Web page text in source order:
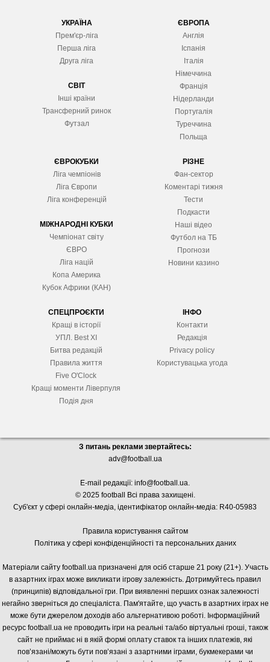
УКРАЇНА
Прем'єр-ліга
Перша ліга
Друга ліга
СВІТ
Інші країни
Трансферний ринок
Футзал
ЄВРОПА
Англія
Іспанія
Італія
Німеччина
Франція
Нідерланди
Португалія
Туреччина
Польща
ЄВРОКУБКИ
Ліга чемпіонів
Ліга Європи
Ліга конференцій
МІЖНАРОДНІ КУБКИ
Чемпіонат світу
ЄВРО
Ліга націй
Копа Америка
Кубок Африки (КАН)
РІЗНЕ
Фан-сектор
Коментарі тижня
Тести
Подкасти
Наші відео
Футбол на ТБ
Прогнози
Новини казино
СПЕЦПРОЄКТИ
Кращі в історії
УПЛ. Best XІ
Битва редакцій
Правила життя
Five O'Clock
Кращі моменти Ліверпуля
Подія дня
ІНФО
Контакти
Редакція
Privacy policy
Користувацька угода
З питань реклами звертайтесь:
adv@football.ua
E-mail редакції: info@football.ua.
© 2025 football Всі права захищені.
Суб'єкт у сфері онлайн-медіа, ідентифікатор онлайн-медіа: R40-05983
Правила користування сайтом
Політика у сфері конфіденційності та персональних даних
Матеріали сайту football.ua призначені для осіб старше 21 року (21+). Участь
в азартних іграх може викликати ігрову залежність. Дотримуйтесь правил
(принципів) відповідальної гри. При виявленні перших ознак залежності
негайно зверніться до спеціаліста. Пам'ятайте, що участь в азартних іграх не
може бути джерелом доходів або альтернативою роботі. Інформаційний
ресурс football.ua не проводить ігри на реальні та/або віртуальні гроші, також
сайт не приймає ні в якій формі оплату ставок та інших платежів, які
пов’язані/можуть бути пов’язані з азартними іграми, букмекерами чи